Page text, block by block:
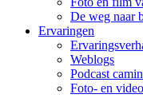
De weg naar
Ervaringen
Weblogs
Podcast
Foto- en